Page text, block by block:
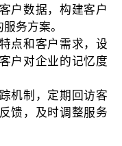
户数据，构建客户
务方案。
点和客户需求，设
户对企业的记忆度
机制，定期回访客
馈，及时调整服务